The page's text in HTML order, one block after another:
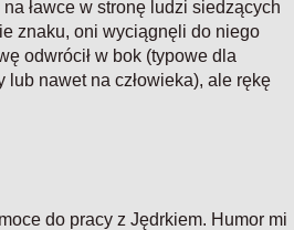
ławce w stronę ludzi siedzących
znaku, oni wyciągnęli do niego
odwrócił w bok (typowe dla
nawet na człowieka), ale rękę
do pracy z Jędrkiem. Humor mi